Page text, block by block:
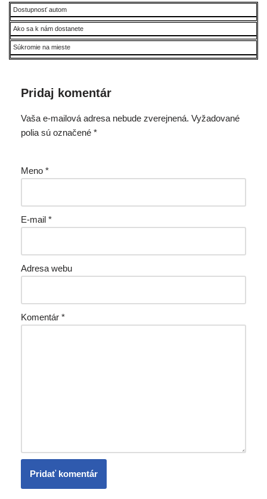
Dostupnosť autom
Ako sa k nám dostanete
Súkromie na mieste
Pridaj komentár
Vaša e-mailová adresa nebude zverejnená. Vyžadované
polia sú označené *
Meno *
E-mail *
Adresa webu
Komentár *